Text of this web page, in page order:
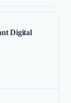
Digital